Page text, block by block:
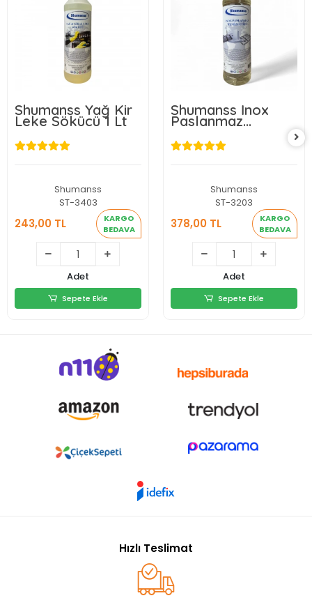
Shumanss Yağ Kir
Leke Sökücü 1 Lt
Shumanss
ST-3403
243,00 TL
KARGO
BEDAVA
243,00 TL
Sepete Ekle
Adet
Sepete Ekle
Shumanss İnox
Paslanmaz
Temizleyici 1 Lt
Shumanss
ST-3203
378,00 TL
KARGO
BEDAVA
378,00 TL
Sepete Ekle
Adet
Sepete Ekle
Hızlı Teslimat